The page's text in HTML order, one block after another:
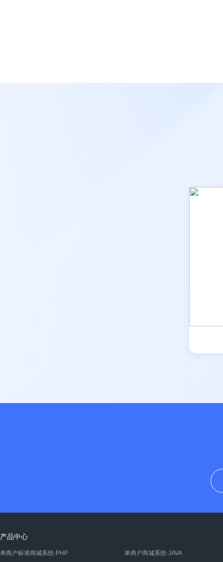
产品中心
单商户标准商城系统-PHP 单商户商城系统-JAVA